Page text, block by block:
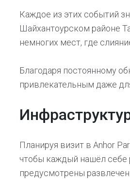
Каждое из этих событий
Шайхантоурском районе
немногих мест, где
Благодаря постоянному
привлекательным даже
Планируя визит в Anhor
чтобы каждый нашёл себе
предусмотрены